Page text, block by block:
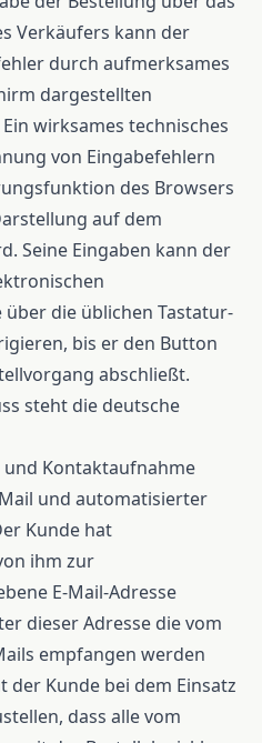
Verkäufers kann der
durch aufmerksames
dargestellten
wirksames technisches
von Eingabefehlern
des Browsers
auf dem
Seine Eingaben kann der
über die üblichen Tastatur-
bis er den Button
abschließt.
steht die deutsche
Kontaktaufnahme
und automatisierter
Kunde hat
ihm zur
E-Mail-Adresse
dieser Adresse die vom
empfangen werden
der Kunde bei dem Einsatz
dass alle vom